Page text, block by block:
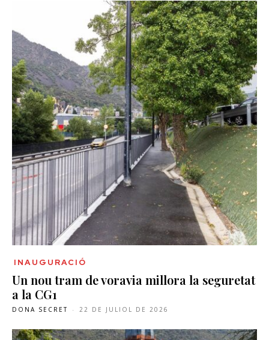
INAUGURACIÓ
Un nou tram de voravia millora la seguretat
a la CG1
DONA SECRET - 22 DE JULIOL DE 2026